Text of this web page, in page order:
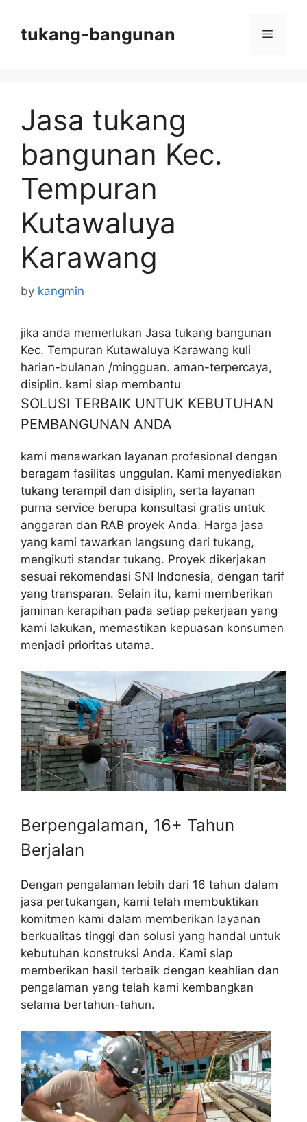
contenttukang-bangunan Menu
Jasa tukang
bangunan Kec.
Tempuran
Kutawaluya
Karawang
by kangmin
jika anda memerlukan Jasa tukang bangunan
Kec. Tempuran Kutawaluya Karawang kuli
harian-bulanan /mingguan. aman-terpercaya,
disiplin. kami siap membantu
SOLUSI TERBAIK UNTUK KEBUTUHAN
PEMBANGUNAN ANDA
kami menawarkan layanan profesional dengan
beragam fasilitas unggulan. Kami menyediakan
tukang terampil dan disiplin, serta layanan
purna service berupa konsultasi gratis untuk
anggaran dan RAB proyek Anda. Harga jasa
yang kami tawarkan langsung dari tukang,
mengikuti standar tukang. Proyek dikerjakan
sesuai rekomendasi SNI Indonesia, dengan tarif
yang transparan. Selain itu, kami memberikan
jaminan kerapihan pada setiap pekerjaan yang
kami lakukan, memastikan kepuasan konsumen
menjadi prioritas utama.
Berpengalaman, 16+ Tahun
Berjalan
Dengan pengalaman lebih dari 16 tahun dalam
jasa pertukangan, kami telah membuktikan
komitmen kami dalam memberikan layanan
berkualitas tinggi dan solusi yang handal untuk
kebutuhan konstruksi Anda. Kami siap
memberikan hasil terbaik dengan keahlian dan
pengalaman yang telah kami kembangkan
selama bertahun-tahun.